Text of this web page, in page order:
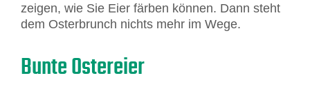
zeigen, wie Sie Eier färben können. Dann steht
dem Osterbrunch nichts mehr im Wege.
Bunte Ostereier